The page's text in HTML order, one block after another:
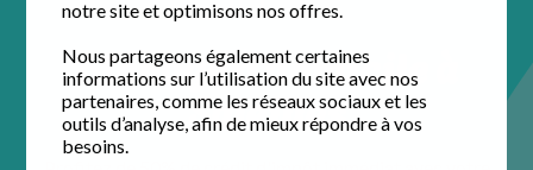
notre site et optimisons nos offres.
Nous partageons également certaines
informations sur l’utilisation du site avec nos
partenaires, comme les réseaux sociaux et les
outils d’analyse, afin de mieux répondre à vos
besoins.
Ménage à domicile à
Saleilles